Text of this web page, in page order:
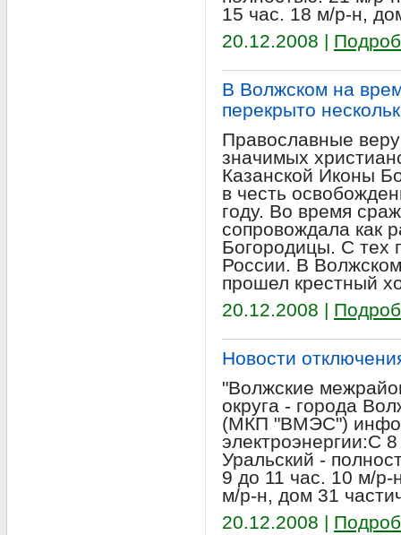
15 час. 18 м/р-н,
20.12.2008 |
В Волжском на
перекрыто
Православные
значимых
Казанской Иконы
в честь
году. Во время
сопровождала как
Богородицы. С тех
России. В
прошел крестный
20.12.2008 |
Новости
"Волжские
округа - города
(МКП "ВМЭС")
электроэнергии:С
Уральский -
9 до 11 час. 10 м/
м/р-н, дом 31
20.12.2008 |